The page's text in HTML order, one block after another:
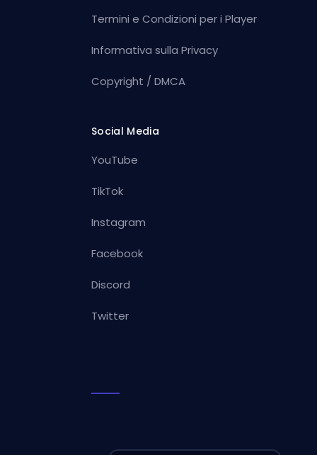
Termini e Condizioni per i Player
Informativa sulla Privacy
Copyright / DMCA
Social Media
YouTube
TikTok
Instagram
Facebook
Discord
Twitter